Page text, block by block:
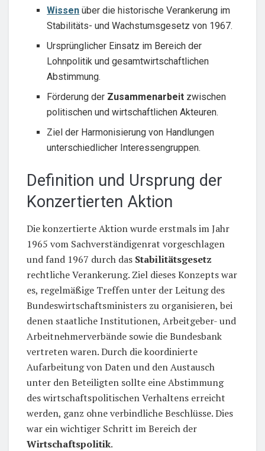
Wissen über die historische Verankerung im
Stabilitäts- und Wachstumsgesetz von 1967.
Ursprünglicher Einsatz im Bereich der
Lohnpolitik und gesamtwirtschaftlichen
Abstimmung.
Förderung der Zusammenarbeit zwischen
politischen und wirtschaftlichen Akteuren.
Ziel der Harmonisierung von Handlungen
unterschiedlicher Interessengruppen.
Definition und Ursprung der
Konzertierten Aktion
Die konzertierte Aktion wurde erstmals im Jahr
1965 vom Sachverständigenrat vorgeschlagen
und fand 1967 durch das Stabilitätsgesetz
rechtliche Verankerung. Ziel dieses Konzepts war
es, regelmäßige Treffen unter der Leitung des
Bundeswirtschaftsministers zu organisieren, bei
denen staatliche Institutionen, Arbeitgeber- und
Arbeitnehmerverbände sowie die Bundesbank
vertreten waren. Durch die koordinierte
Aufarbeitung von Daten und den Austausch
unter den Beteiligten sollte eine Abstimmung
des wirtschaftspolitischen Verhaltens erreicht
werden, ganz ohne verbindliche Beschlüsse. Dies
war ein wichtiger Schritt im Bereich der
Wirtschaftspolitik.